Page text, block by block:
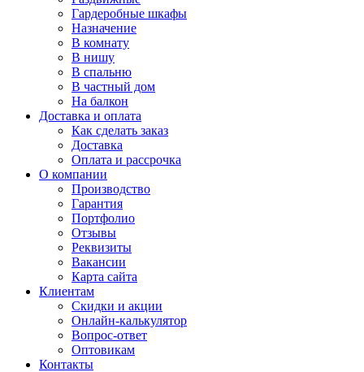
Гардеробные шкафы
Назначение
В комнату
В нишу
В спальню
В частный дом
На балкон
Доставка и оплата
Как сделать заказ
Доставка
Оплата и рассрочка
О компании
Производство
Гарантия
Портфолио
Отзывы
Реквизиты
Вакансии
Карта сайта
Клиентам
Скидки и акции
Онлайн-калькулятор
Вопрос-ответ
Оптовикам
Контакты